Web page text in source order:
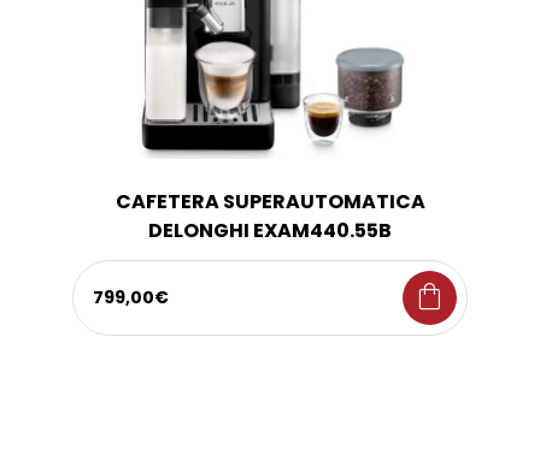
CAFETERA SUPERAUTOMATICA
DELONGHI EXAM440.55B
799,00€ shopping_bag